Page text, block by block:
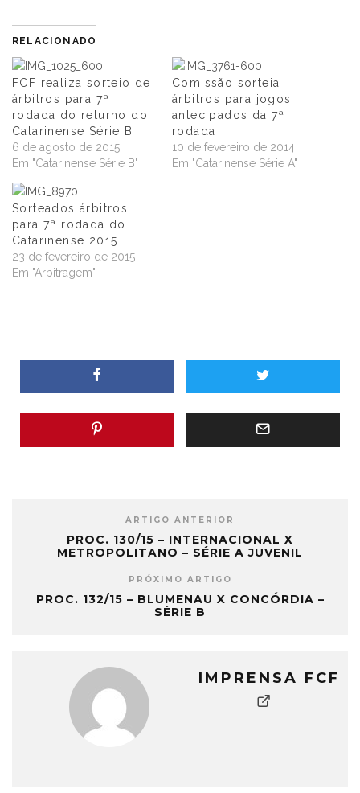
RELACIONADO
FCF realiza sorteio de
árbitros para 7ª
rodada do returno do
Catarinense Série B
6 de agosto de 2015
Em "Catarinense Série B"
Comissão sorteia
árbitros para jogos
antecipados da 7ª
rodada
10 de fevereiro de 2014
Em "Catarinense Série A"
Sorteados árbitros
para 7ª rodada do
Catarinense 2015
23 de fevereiro de 2015
Em "Arbitragem"
ARTIGO ANTERIOR
PROC. 130/15 – INTERNACIONAL X
METROPOLITANO – SÉRIE A JUVENIL
PRÓXIMO ARTIGO
PROC. 132/15 – BLUMENAU X CONCÓRDIA –
SÉRIE B
IMPRENSA FCF